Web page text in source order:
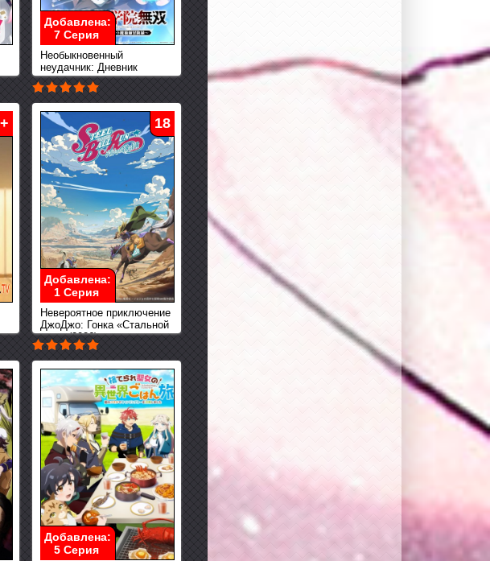
Необыкновенный
неудачник: Дневник
переродившегося колдуна
S-ранга (2026)
Добавлена:
7 Серия
Невероятное приключение
ДжоДжо: Гонка «Стальной
шар» (2026)
18
Добавлена:
1 Серия
Добавлена:
5 Серия